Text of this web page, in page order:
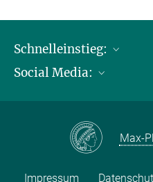
Schnelleinstieg:
Publikationen
Kontakt und
Social Media:
Max-
Impressum